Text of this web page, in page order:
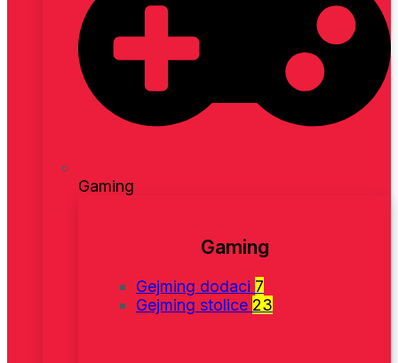
Gaming
Gaming
Gejming dodaci 7
Gejming stolice 23